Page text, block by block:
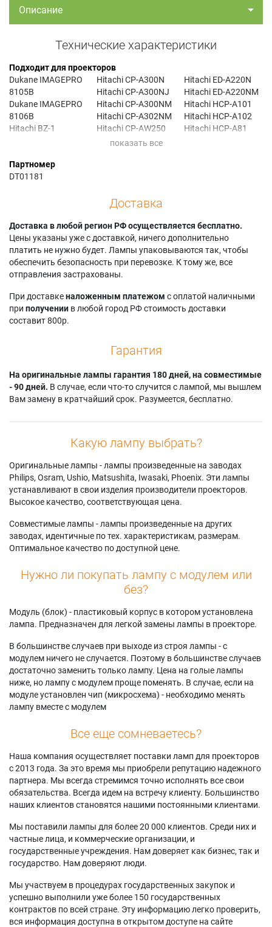
Описание
Технические характеристики
Подходит для проекторов
Dukane IMAGEPRO
8105B
Dukane IMAGEPRO
8106B
Hitachi BZ-1
Hitachi CP-A220N
Hitachi CP-A220NM
Hitachi CP-A300N
Hitachi CP-A300NJ
Hitachi CP-A300NM
Hitachi CP-A302NM
Hitachi CP-AW250
Hitachi CP-AW250N
Hitachi CP-
Hitachi ED-A220N
Hitachi ED-A220NM
Hitachi HCP-A101
Hitachi HCP-A102
Hitachi HCP-A81
Партномер
DT01181
Доставка
Доставка в любой регион РФ осуществляется бесплатно.
Цены указаны уже с доставкой, ничего дополнительно
платить не нужно будет. Лампы упаковываются так, чтобы
обеспечить безопасность при перевозке. К тому же, все
отправления застрахованы.
При доставкеналоженным платежом с оплатой наличными
при получении в любой город РФ стоимость доставки
составит 800р.
Гарантия
На оригинальные лампы гарантия 180 дней, на совместимые
- 90 дней. В случае, если что-то случится с лампой, мы вышлем
Вам замену в кратчайший срок. Разумеется, бесплатно.
Какую лампу выбрать?
Оригинальные лампы - лампы произведенные на заводах
Philips, Osram, Ushio, Matsushita, Iwasaki, Phoenix. Эти лампы
устанавливают в свои изделия производители проекторов.
Высокое качество, соответствующая цена.
Совместимые лампы - лампы произведенные на других
заводах, идентичные по тех. характеристикам, размерам.
Оптимальное качество по доступной цене.
Нужно ли покупать лампу с модулем или
без?
Модуль (блок) - пластиковый корпус в котором установлена
лампа. Предназначен для легкой замены лампы в проекторе.
В большинстве случаев при выходе из строя лампы - с
модулем ничего не случается. Поэтому в большинстве случаев
достаточно заменить только лампу. Цена на голые лампы
ниже, но лампу с модулем проще поменять. В случае, если на
модуле установлен чип (микросхема) - необходимо менять
лампу вместе с модулем
Все еще сомневаетесь?
Наша компания осуществляет поставки ламп для проекторов
с 2013 года. За это время мы приобрели репутацию надежного
партнера. Мы всегда стремимся точно исполнять все свои
обязательства. Всегда идем на встречу клиенту. Большинство
наших клиентов становятся нашими постоянными клиентами.
Мы поставили лампы для более 20 000 клиентов. Среди них и
частные лица, и коммерческие организации, и
государственные учреждения. Нам доверяет как бизнес, так и
государство. Нам доверяют люди.
Мы участвуем в процедурах государственных закупок и
успешно выполнили уже более 150 государственных
контрактов по всей стране. Эту информацию легко проверить,
вся информация доступна в открытом доступе на сайте